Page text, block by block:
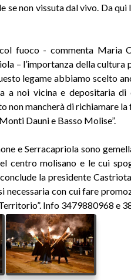
non vissuta dal vivo. Da qui
fuoco - commenta Maria
– l’importanza della cultura
legame abbiamo scelto
a noi vicina e depositaria di
non mancherà di richiamare
Dauni e Basso Molise”.
e Serracapriola sono
centro molisano e le cui
la presidente
necessaria con cui fare
Info 3479880968 e